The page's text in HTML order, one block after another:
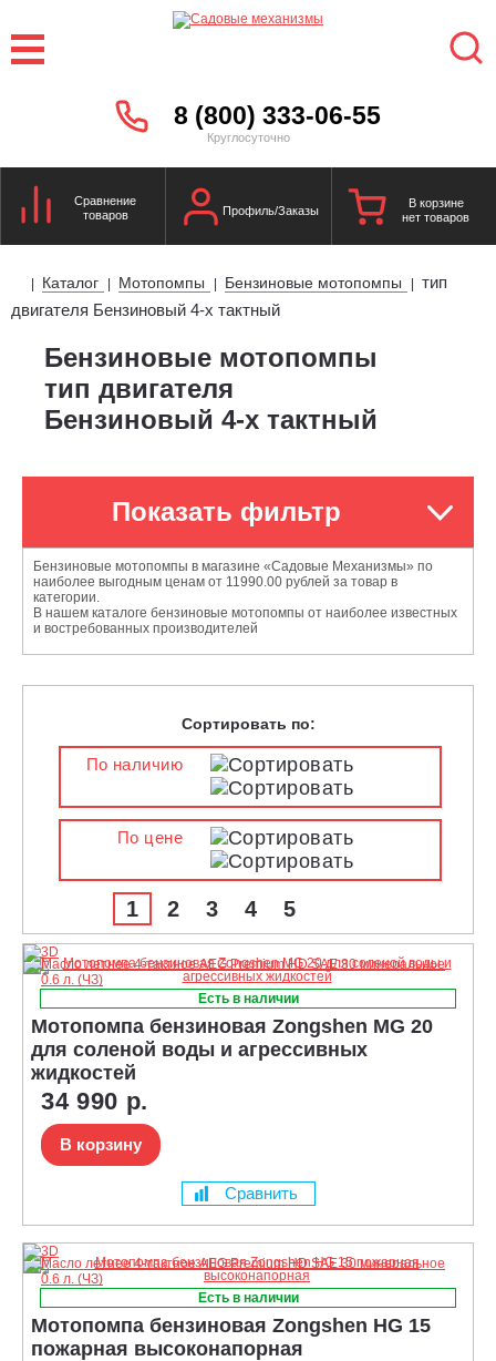
8 (800) 333-06-55
Круглосуточно
Сравнение
товаров
Профиль/Заказы
В корзине
нет товаров
| Каталог | Мотопомпы | Бензиновые мотопомпы | тип
двигателя Бензиновый 4-х тактный
Бензиновые мотопомпы
тип двигателя
Бензиновый 4-х тактный
Показать фильтр
Бензиновые мотопомпы в магазине «Садовые Механизмы» по
наиболее выгодным ценам от 11990.00 рублей за товар в
категории.
В нашем каталоге бензиновые мотопомпы от наиболее известных
и востребованных производителей
Сортировать по:
По наличию
По цене
1 2 3 4 5
Есть в наличии
Мотопомпа бензиновая Zongshen MG 20
для соленой воды и агрессивных
жидкостей
34 990 р.
В корзину
Сравнить
Есть в наличии
Мотопомпа бензиновая Zongshen HG 15
пожарная высоконапорная